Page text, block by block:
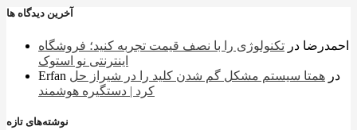
آخرین دیدگاه ها
احمدرضا در تکنولوژی را با نصف قیمت تجربه کنید؛ فروشگاه
اینترنتی نو استوک
Erfan
در همتا سیستم مشکل گم شدن کلید را در شیراز حل
کرد | دستگیره هوشمند
نوشته‌های تازه